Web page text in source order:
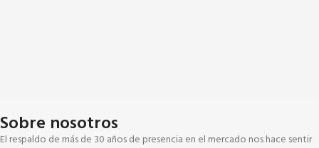
Sobre nosotros
El respaldo de más de 30 años de presencia en el mercado nos hace sentir